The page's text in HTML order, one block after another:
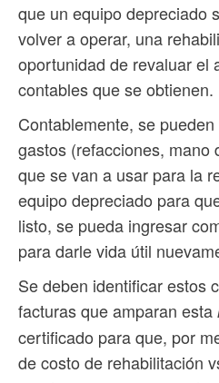
que un equipo depreciado
volver a operar, una
oportunidad de revaluar el
contables que se obtienen.
Contablemente, se
gastos (refacciones, mano
que se van a usar para la
equipo depreciado para
listo, se pueda ingresar
para darle vida útil
Se deben identificar estos
facturas que amparan esta
certificado para que, por
de costo de rehabilitación